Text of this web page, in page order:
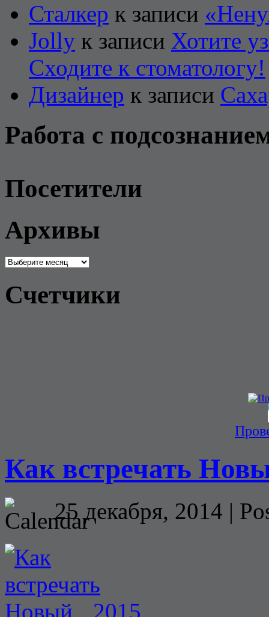
Сталкер к записи
Jolly к записи Хотите
Сходите к стоматологу!
Дизайнер к записи
Работа с
Посетители
Архивы
Архивы
Счетчики
Как встречать
25 декабря, 2014 |